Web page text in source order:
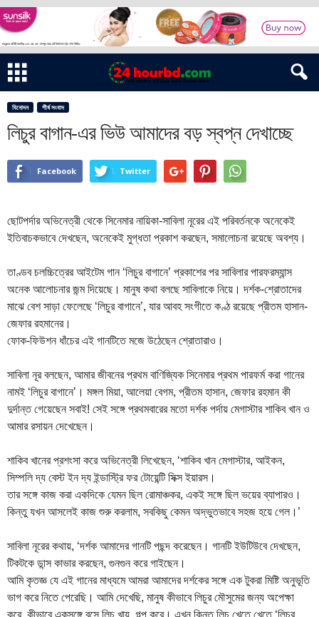
বিনোদন শীর্ষ সংবাদ
লিচুর বাগান-এর ভিউ আমাদের বড় স্বপ্ন দেখাচ্ছে
Facebook Twitter
ছোটপর্দার অভিনেত্রী থেকে সিনেমার নায়িকা-সাবিলা নূরের এই পরিবর্তনকে অনেকেই
ইতিবাচকভাবে দেখছেন, অনেকেই মুগ্ধতা প্রকাশ করছেন, সমালোচনা রয়েছে অবশ্য।
তাণ্ডব চলচ্চিত্রের আইটেম গান ‘লিচুর বাগানে’ প্রকাশের পর সাবিলার পারফরম্যান্স
অনেক আলোচনার জন্ম দিয়েছে। মানুষ কথা বলছে সাবিলাকে নিয়ে। দর্শক-শ্রোতাদের
মাঝে বেশ সাড়া ফেলেছে ‘লিচুর বাগানে’, যার আবহ সংগীতে কণ্ঠ রয়েছে প্রীতম হাসান-
জেফার রহমানের।
ফোক-ফিউশন ধাঁচের এই গানটিতে মজে উঠেছেন শ্রোতারাও।
সাবিলা নূর বলছেন, আমার জীবনের প্রথম বাণিজ্যিক সিনেমার প্রথম পারফর্ম করা গানের
নামই ‘লিচুর বাগানে’। মঙ্গল মিয়া, আলেয়া বেগম, প্রীতম হাসান, জেফার রহমান কী
দুর্দান্ত গেয়েছেন সবাই! সেই সঙ্গে প্রথমবারের মতো দর্শক পর্দায় মেগাস্টার শাকিব খান ও
আমার রসায়ন দেখেছেন।
শাকিব খানের প্রশংসা করে অভিনেত্রী লিখেছেন, ‘শাকিব খান মেগাস্টার, আইকন,
সিম্পলি দ্য বেস্ট ইন দ্য ইন্ডাস্ট্রি ফর টোয়েন্টি সিক্স ইয়ারস।
তার সঙ্গে কাজ করা একদিকে যেমন ছিল রোমাঞ্চকর, একই সঙ্গে ছিল ভয়ের ব্যাপারও।
কিন্তু যখন আসলেই কাজ শুরু করলাম, সবকিছু কেমন অদ্ভুতভাবে সহজ হয়ে গেল।’
সাবিলা নূরের কথায়, ‘দর্শক আমাদের গানটি পছন্দ করেছেন। গানটি ইউটিউবে দেখছেন,
টিকটকে ডান্স কাভার করছেন, গুনগুন করে গাইছেন।
আমি কৃতজ্ঞ যে এই গানের মাধ্যমে আমরা আমাদের দর্শকের সঙ্গে এক টুকরা মিষ্টি অনুভূতি
ভাগ করে নিতে পেরেছি। আমি দেখেছি, মানুষ কীভাবে লিচুর মৌসুমের জন্য অপেক্ষা
করে, কীভাবে একসঙ্গে বসে লিচু খায়, গল্প করে। এখন কিন্তু লিচু খেতে খেতে ‘লিচুর